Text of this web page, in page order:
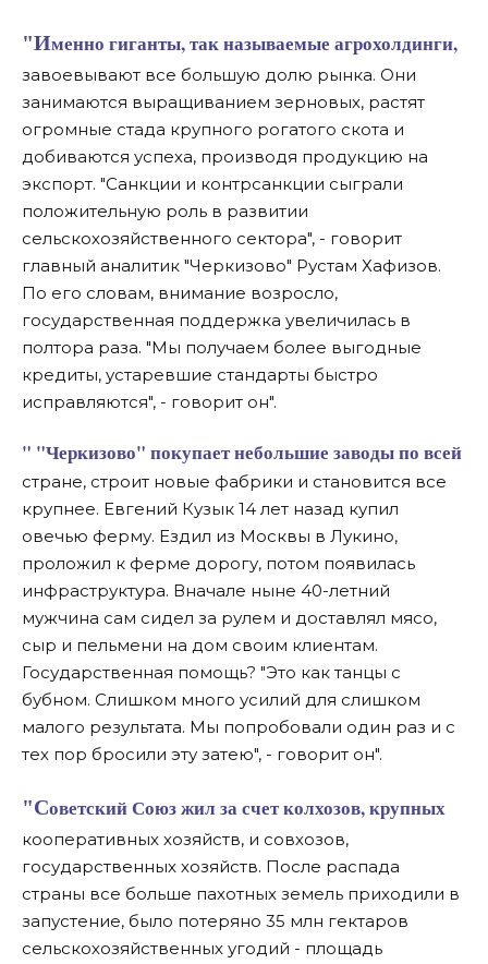
"Именно гиганты, так называемые агрохолдинги,
завоевывают все большую долю рынка. Они
занимаются выращиванием зерновых, растят
огромные стада крупного рогатого скота и
добиваются успеха, производя продукцию на
экспорт. "Санкции и контрсанкции сыграли
положительную роль в развитии
сельскохозяйственного сектора", - говорит
главный аналитик "Черкизово" Рустам Хафизов.
По его словам, внимание возросло,
государственная поддержка увеличилась в
полтора раза. "Мы получаем более выгодные
кредиты, устаревшие стандарты быстро
исправляются", - говорит он".
" "Черкизово" покупает небольшие заводы по всей
стране, строит новые фабрики и становится все
крупнее. Евгений Кузык 14 лет назад купил
овечью ферму. Ездил из Москвы в Лукино,
проложил к ферме дорогу, потом появилась
инфраструктура. Вначале ныне 40-летний
мужчина сам сидел за рулем и доставлял мясо,
сыр и пельмени на дом своим клиентам.
Государственная помощь? "Это как танцы с
бубном. Слишком много усилий для слишком
малого результата. Мы попробовали один раз и с
тех пор бросили эту затею", - говорит он".
"Советский Союз жил за счет колхозов, крупных
кооперативных хозяйств, и совхозов,
государственных хозяйств. После распада
страны все больше пахотных земель приходили в
запустение, было потеряно 35 млн гектаров
сельскохозяйственных угодий - площадь